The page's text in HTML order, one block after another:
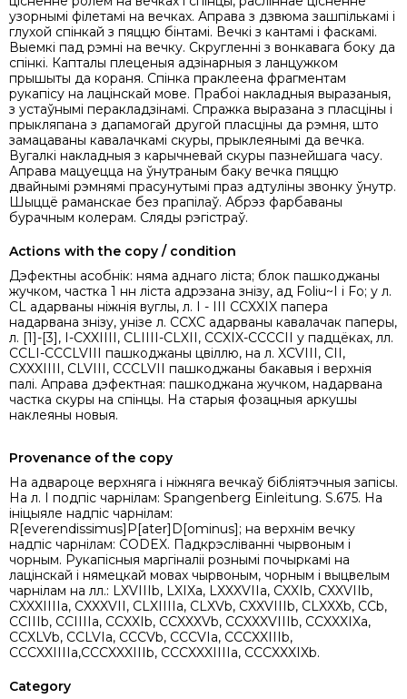
узорнымі філетамі на вечках. Аправа з дзвюма зашпількамi i
глухой спінкай з пяццю бінтамі. Вечкі з кантамi i фаскамі.
Выемкі пад рэмні на вечку. Скругленні з вонкавага боку да
спінкі. Капталы плеценыя адзінарныя з ланцужком
прышыты да кораня. Спінка праклеена фрагментам
рукапісу на лацінскай мове. Прабоі накладныя выразаныя,
з устаўнымі перакладзінамі. Спражка выразана з пласцiны і
прыкляпана з дапамогай другой пласціны да рэмня, што
замацаваны кавалачкамі скуры, прыклеянымі да вечка.
Вугалкі накладныя з карычневай скуры пазнейшага часу.
Аправа мацуецца на ўнутраным баку вечка пяццю
двайнымі рэмнямі прасунутымі праз адтуліны звонку ўнутр.
Шыццё раманскае без прапілаў. Абрэз фарбаваны
бурачным колерам. Сляды рэгістраў.
Actions with the copy / condition
Дэфектны асобнік: няма аднаго ліста; блок пашкоджаны
жучком, частка 1 нн ліста адрэзана знізу, ад Foliu~I i Fo; у л.
CL адарваны ніжнія вуглы, л. І - III CCXXIX папера
надарвана знізу, унізе л. CCXC адарваны кавалачак паперы,
л. [1]-[3], I-CXXIIII, CLIIII-CLXII, CCXIX-CCCCII у падцёках, лл.
CCLI-CCCLVIII пашкоджаны цвіллю, на л. XCVIII, CII,
CXXXIIII, CLVIII, CCCLVII пашкоджаны бакавыя i верхнія
палi. Аправа дэфектная: пашкоджана жучком, надарвана
частка скуры на спінцы. На старыя фозацныя аркушы
наклеяны новыя.
Provenance of the copy
На адвароце верхняга і ніжняга вечкаў бібліятэчныя запісы.
На л. І подпіс чарнілам: Spangenberg Einleitung. S.675. На
ініцыяле надпіс чарнілам:
R[everendissimus]P[ater]D[ominus]; на верхнім вечку
надпіс чарнілам: CODEX. Падкрэслiванні чырвоным і
чорным. Рукапісныя маргіналii рознымі почыркамі на
лацiнскай і нямецкай мовах чырвоным, чорным і выцвелым
чарнілам на лл.: LXVIIIb, LXIXa, LXXXVIIa, CXXIb, CXXVIIb,
CXXXIIIIa, CXXXVII, CLXIIIIa, CLXVb, CXXVIIIb, CLXXXb, CCb,
CCIIIb, CCIIIIa, CCXXIb, CCXXXVb, CCXXXVIIIb, CCXXXIXa,
CCXLVb, CCLVIa, CCCVb, CCCVIa, CCCXXIIIb,
CCCXXIIIIa,CCCXXXIIIb, CCCXXXIIIIa, CCCXXXIXb.
Category